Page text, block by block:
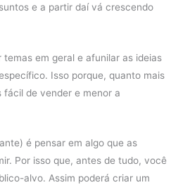
e a partir daí vá crescendo
temas em geral e afunilar as ideias
Isso porque, quanto mais
fácil de vender e menor a
é pensar em algo que as
Por isso que, antes de tudo, você
alvo. Assim poderá criar um